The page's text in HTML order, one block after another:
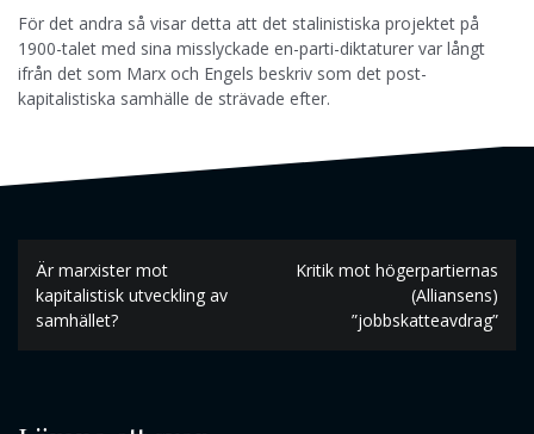
För det andra så visar detta att det stalinistiska projektet på
1900-talet med sina misslyckade en-parti-diktaturer var långt
ifrån det som Marx och Engels beskriv som det post-
kapitalistiska samhälle de strävade efter.
Inläggsnavigering
Är marxister mot
kapitalistisk utveckling av
samhället?
Kritik mot högerpartiernas
(Alliansens)
”jobbskatteavdrag”